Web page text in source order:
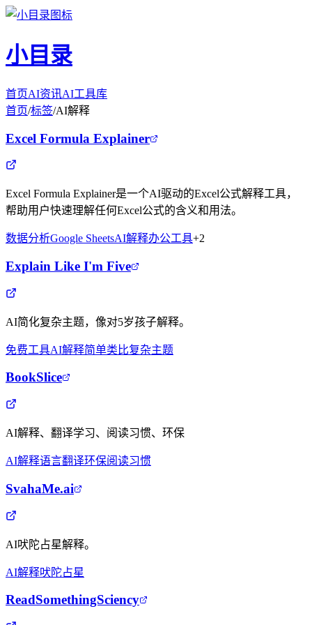
小目录
首页AI资讯AI工具库
首页/标签/AI解释
Excel Formula Explainer
Excel Formula Explainer是一个AI驱动的Excel公式解释工具，
帮助用户快速理解任何Excel公式的含义和用法。
数据分析Google SheetsAI解释办公工具+2
Explain Like I'm Five
AI简化复杂主题，像对5岁孩子解释。
免费工具AI解释简单类比复杂主题
BookSlice
AI解释、翻译学习、阅读习惯、环保
AI解释语言翻译环保阅读习惯
SvahaMe.ai
AI吠陀占星解释。
AI解释吠陀占星
ReadSomethingSciency